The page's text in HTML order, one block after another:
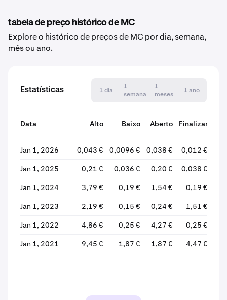
tabela de preço histórico de MC
Explore o histórico de preços de MC por dia, semana,
mês ou ano.
Estatísticas 1 dia
1
semana
1
meses
1 ano
Data Alto Baixo Aberto Finalizar
Jan 1, 2026 0,043 € 0,0096 € 0,038 € 0,012 €
Jan 1, 2025 0,21 € 0,036 € 0,20 € 0,038 €
Jan 1, 2024 3,79 € 0,19 € 1,54 € 0,19 €
Jan 1, 2023 2,19 € 0,15 € 0,24 € 1,51 €
Jan 1, 2022 4,86 € 0,25 € 4,27 € 0,25 €
Jan 1, 2021 9,45 € 1,87 € 1,87 € 4,47 €